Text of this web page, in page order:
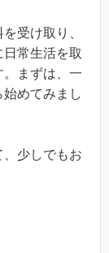
受け取り、
常生活を取
。まずは、一
めてみまし
少しでもお